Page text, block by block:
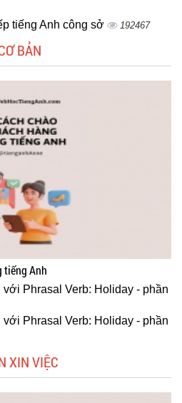
tiếng Anh công sở 192467
BẢN
tiếng Anh
Phrasal Verb: Holiday - phần
Phrasal Verb: Holiday - phần
XIN VIỆC